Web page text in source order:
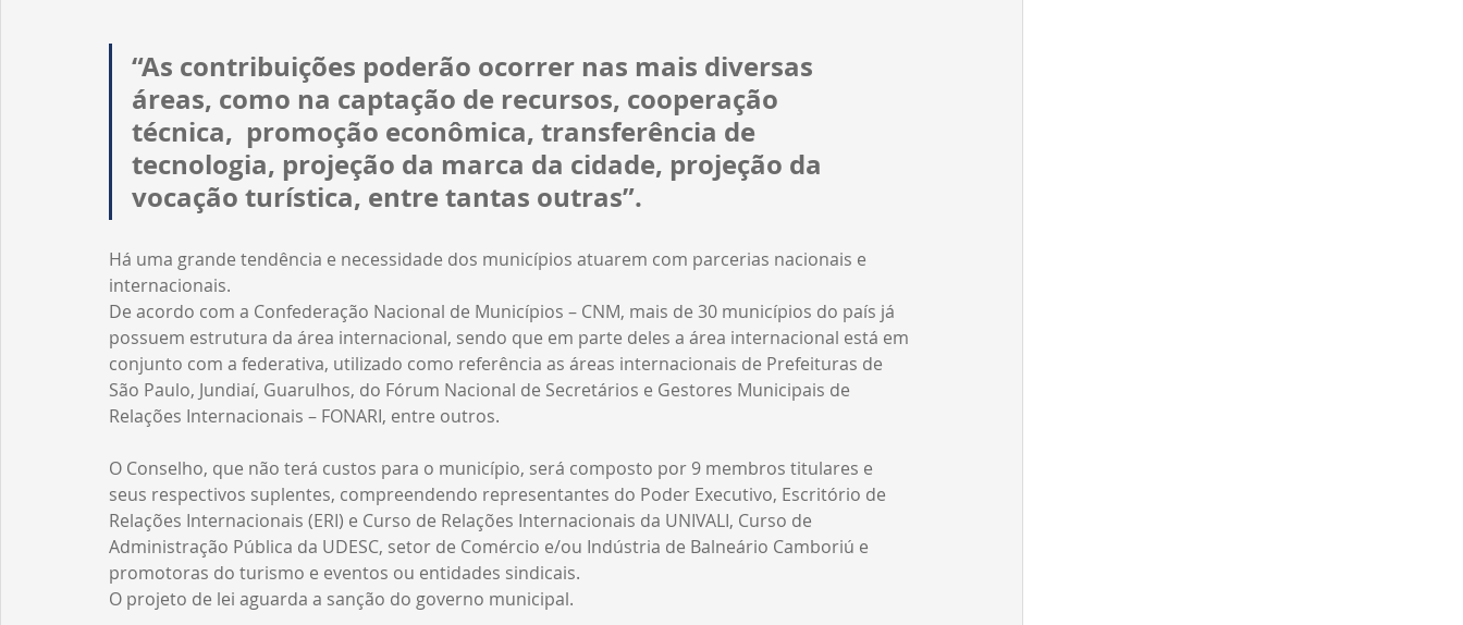
“As contribuições poderão ocorrer nas mais diversas
áreas, como na captação de recursos, cooperação
técnica,  promoção econômica, transferência de
tecnologia, projeção da marca da cidade, projeção da
vocação turística, entre tantas outras”.
Há uma grande tendência e necessidade dos municípios atuarem com parcerias nacionais e
internacionais.
De acordo com a Confederação Nacional de Municípios – CNM, mais de 30 municípios do país já
possuem estrutura da área internacional, sendo que em parte deles a área internacional está em
conjunto com a federativa, utilizado como referência as áreas internacionais de Prefeituras de
São Paulo, Jundiaí, Guarulhos, do Fórum Nacional de Secretários e Gestores Municipais de
Relações Internacionais – FONARI, entre outros.
O Conselho, que não terá custos para o município, será composto por 9 membros titulares e
seus respectivos suplentes, compreendendo representantes do Poder Executivo, Escritório de
Relações Internacionais (ERI) e Curso de Relações Internacionais da UNIVALI, Curso de
Administração Pública da UDESC, setor de Comércio e/ou Indústria de Balneário Camboriú e
promotoras do turismo e eventos ou entidades sindicais.
O projeto de lei aguarda a sanção do governo municipal.